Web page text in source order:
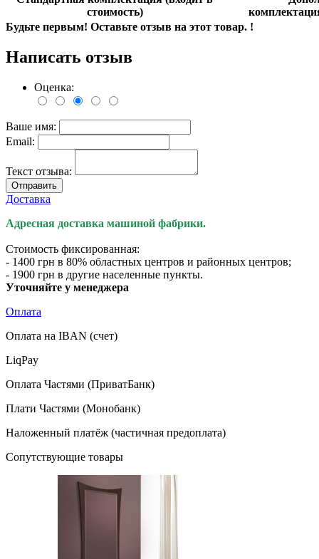
стоимость)
Будьте первым! Оставьте отзыв на этот товар. !
Написать отзыв
Оценка:
Ваше имя:
Email:
Текст отзыва:
Отправить
Доставка
Адресная доставка машиной фабрики.
Стоимость фиксированная:
- 1400 грн в 80% областных центров и районных центров;
- 1900 грн в другие населенные пункты.
Уточняйте у менеджера
Оплата
Оплата на IBAN (счет)
LiqPay
Оплата Частями (ПриватБанк)
Плати Частями (Монобанк)
Наложенный платёж (частичная предоплата)
Сопутствующие товары